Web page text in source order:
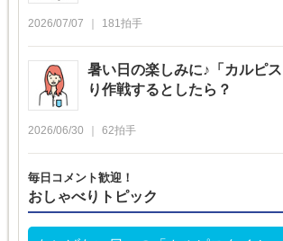
2026/07/07 181拍手
暑い日の楽しみに♪「カルピ
り作戦するとしたら？
2026/06/30 62拍手
毎日コメント歓迎！
おしゃべりトピック